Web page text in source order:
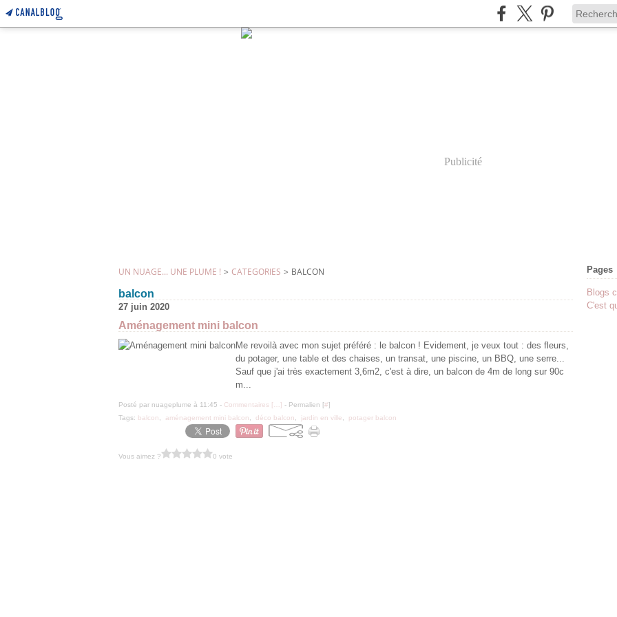
Publicité
UN NUAGE... UNE PLUME ! > CATEGORIES > BALCON
balcon
27 juin 2020
Aménagement mini balcon
Me revoilà avec mon sujet préféré : le balcon ! Evidement, je veux tout : des fleurs,
du potager, une table et des chaises, un transat, une piscine, un BBQ, une serre...
Sauf que j'ai très exactement 3,6m2, c'est à dire, un balcon de 4m de long sur 90c
m...
Posté par nuageplume à 11:45 - Commentaires [ ] - Permalien [#]
Tags: balcon aménagement mini balcon déco balcon jardin en ville potager balcon
Vous aimez ? 0 vote
Pages
Blogs
C'est